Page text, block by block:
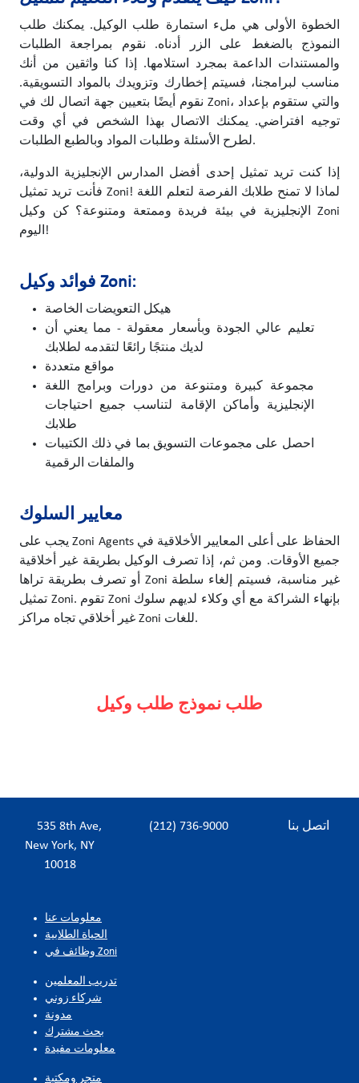
الخطوة الأولى هي ملء استمارة طلب الوكيل. يمكنك طلب
النموذج بالضغط على الزر أدناه. نقوم بمراجعة الطلبات
والمستندات الداعمة بمجرد استلامها. إذا كنا واثقين من أنك
مناسب لبرامجنا، فسيتم إخطارك وتزويدك بالمواد التسويقية.
نقوم أيضًا بتعيين جهة اتصال لك في Zoni، والتي ستقوم بإعداد
توجيه افتراضي. يمكنك الاتصال بهذا الشخص في أي وقت
لطرح الأسئلة وطلبات المواد وبالطبع الطلبات.
إذا كنت تريد تمثيل إحدى أفضل المدارس الإنجليزية الدولية،
فأنت تريد تمثيل Zoni! لماذا لا تمنح طلابك الفرصة لتعلم اللغة
الإنجليزية في بيئة فريدة وممتعة ومتنوعة؟ كن وكيل Zoni
اليوم!
فوائد وكيل Zoni:
هيكل التعويضات الخاصة
تعليم عالي الجودة وبأسعار معقولة - مما يعني أن
لديك منتجًا رائعًا لتقدمه لطلابك
مواقع متعددة
مجموعة كبيرة ومتنوعة من دورات وبرامج اللغة
الإنجليزية وأماكن الإقامة لتناسب جميع احتياجات
طلابك
احصل على مجموعات التسويق بما في ذلك الكتيبات
والملفات الرقمية
معايير السلوك
يجب على Zoni Agents الحفاظ على أعلى المعايير الأخلاقية في
جميع الأوقات. ومن ثم، إذا تصرف الوكيل بطريقة غير أخلاقية
أو تصرف بطريقة تراها Zoni غير مناسبة، فسيتم إلغاء سلطة
تمثيل Zoni. تقوم Zoni بإنهاء الشراكة مع أي وكلاء لديهم سلوك
غير أخلاقي تجاه مراكز Zoni للغات.
طلب نموذج طلب وكيل
535 8th Ave,
New York, NY
10018
(212) 736-9000 اتصل بنا
معلومات عنا
الحياة الطلابية
وظائف في Zoni
تدريب المعلمين
شركاء زوني
مدونة
بحث مشترك
معلومات مفيدة
متجر ومكتبة